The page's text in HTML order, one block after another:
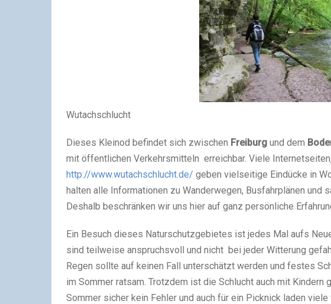
Wutachschlucht
Dieses Kleinod befindet sich zwischen Freiburg und dem
mit öffentlichen Verkehrsmitteln erreichbar. Viele
http://www.wutachschlucht.de/ geben vielseitige Eindücke in
halten alle Informationen zu Wanderwegen, Busfahrplänen und
Deshalb beschränken wir uns hier auf ganz persönliche
Ein Besuch dieses Naturschutzgebietes ist jedes Mal aufs
sind teilweise anspruchsvoll und nicht bei jeder Witterung
Regen sollte auf keinen Fall unterschätzt werden und festes
im Sommer ratsam. Trotzdem ist die Schlucht auch mit Kindern
Sommer sicher kein Fehler und auch für ein Picknick laden